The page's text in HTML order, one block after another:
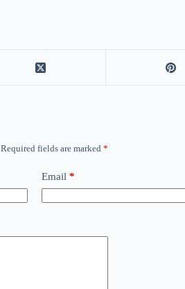
Required fields are marked *
Email *